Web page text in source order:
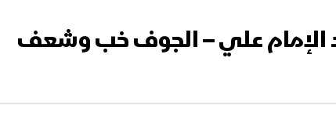
موقع الإمام علي
السلام) في الأمة –
الإمام علي – الجوف خب وشعف